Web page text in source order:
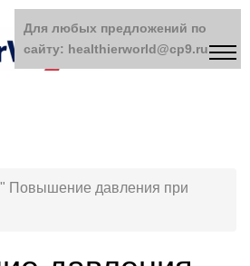
" Повышение давления при
Для любых предложений по
сайту: healthierworld@cp9.ru